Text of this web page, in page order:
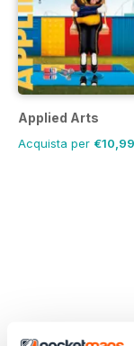
Applied Arts
Acquista per €10,99